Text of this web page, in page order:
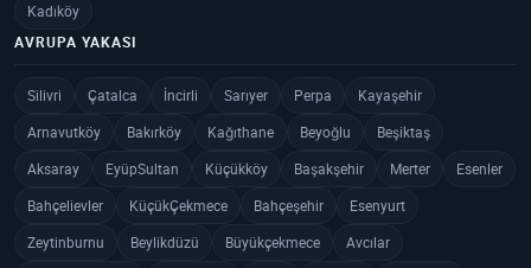
Kadıköy
AVRUPA YAKASI
Silivri Çatalca İncirli Sarıyer Perpa
Kayaşehir
Arnavutköy
Bakırköy Kağıthane Beyoğlu
Beşiktaş
Aksaray
EyüpSultan Küçükköy Başakşehir Merter
Esenler
Bahçelievler
KüçükÇekmece Bahçeşehir
Esenyurt
Zeytinburnu
Beylikdüzü Büyükçekmece
Avcılar